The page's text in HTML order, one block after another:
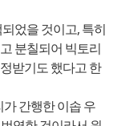
었을 것이고, 특히
분칠되어 빅토리
받기도 했다고 한
간행한 이솝 우